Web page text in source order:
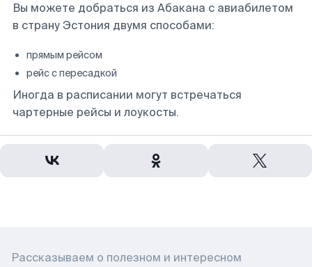
Вы можете добраться из Абакана с авиабилетом
в страну Эстония двумя способами:
прямым рейсом
рейс с пересадкой
Иногда в расписании могут встречаться
чартерные рейсы и лоукосты.
Рассказываем о полезном и интересном